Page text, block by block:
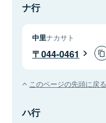
ナ行
中里ナカサト
044-0461
このページの先頭に戻る
ハ行